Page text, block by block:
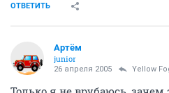
ОТВЕТИТЬ
Артём
juniоr
26 апреля 2005 Yellow